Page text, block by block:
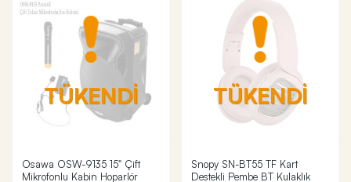
TÜKENDİ
Osawa OSW-9135 15" Çift
Mikrofonlu Kabin Hoparlör
TÜKENDİ
Snopy SN-BT55 TF Kart
Destekli Pembe BT Kulaklık